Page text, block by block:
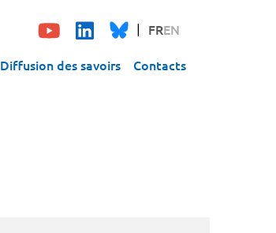
FREN
Diffusion des savoirs Contacts